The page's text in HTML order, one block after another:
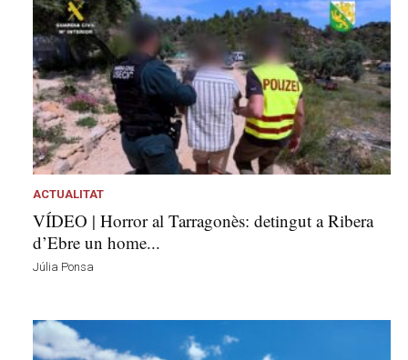
ACTUALITAT
VÍDEO | Horror al Tarragonès: detingut a Ribera
d’Ebre un home...
Júlia Ponsa